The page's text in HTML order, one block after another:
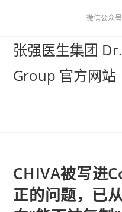
微信公众
张强医生集团
Group 官方网站
CHIVA被写进
正的问题，已